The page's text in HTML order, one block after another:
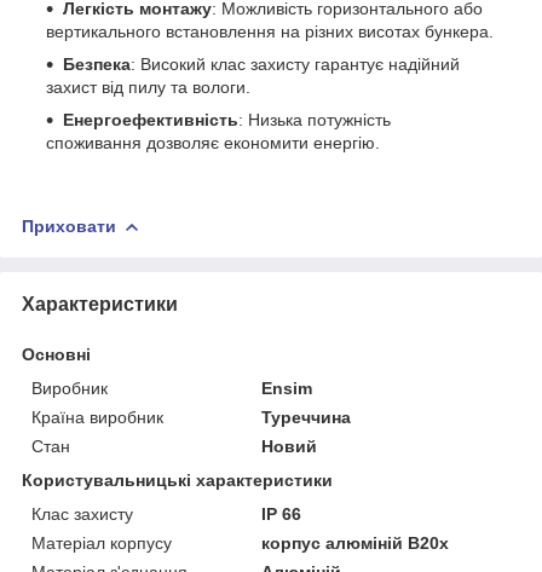
Легкість монтажу: Можливість горизонтального або
вертикального встановлення на різних висотах бункера.
Безпека: Високий клас захисту гарантує надійний
захист від пилу та вологи.
Енергоефективність: Низька потужність
споживання дозволяє економити енергію.
Приховати
Характеристики
Основні
Виробник
Ensim
Країна виробник
Туреччина
Стан
Новий
Користувальницькі характеристики
Клас захисту
IP 66
Матеріал корпусу
корпус алюміній B20x